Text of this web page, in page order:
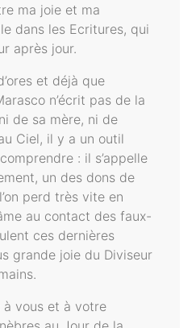
ma joie et ma
dans les Ecritures, qui
après jour.
et déjà que
n’écrit pas de la
de sa mère, ni de
Ciel, il y a un outil
: il s’appelle
un des dons de
perd très vite en
au contact des faux-
ces dernières
grande joie du Diviseur
à vous et à votre